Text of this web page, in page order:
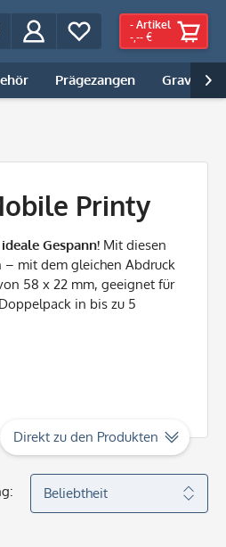
- Artikel
-,-- €
Prägezangen Gravur |

Printy
Gespann! Mit diesen
– mit dem gleichen Abdruck
58 x 22 mm, geeignet für
in bis zu 5
Direkt zu den Produkten